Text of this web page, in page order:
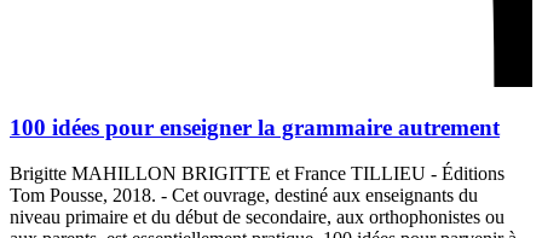
100 idées pour enseigner la grammaire autrement
Brigitte MAHILLON BRIGITTE et France TILLIEU - Éditions
Tom Pousse, 2018. - Cet ouvrage, destiné aux enseignants du
niveau primaire et du début de secondaire, aux orthophonistes ou